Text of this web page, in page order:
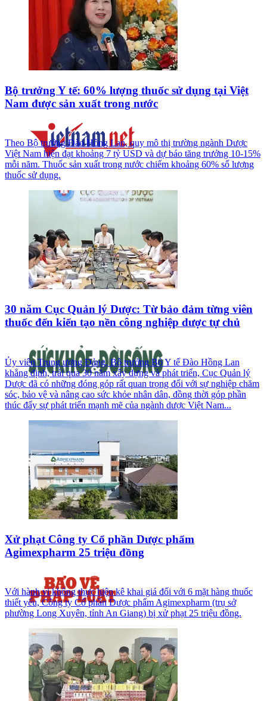
Bộ trưởng Y tế: 60% lượng thuốc sử dụng tại Việt
Nam được sản xuất trong nước
Theo Bộ trưởng Đào Hồng Lan, quy mô thị trường ngành Dược
Việt Nam hiện đạt khoảng 7 tỷ USD và dự báo tăng trưởng 10-15%
mỗi năm. Thuốc sản xuất trong nước chiếm khoảng 60% số lượng
thuốc sử dụng.
30 năm Cục Quản lý Dược: Từ bảo đảm từng viên
thuốc đến kiến tạo nền công nghiệp dược tự chủ
Ủy viên Trung ương Đảng, Bộ trưởng Bộ Y tế Đào Hồng Lan
khẳng định, trải qua 30 năm xây dựng và phát triển, Cục Quản lý
Dược đã có những đóng góp rất quan trọng đối với sự nghiệp chăm
sóc, bảo vệ và nâng cao sức khỏe nhân dân, đồng thời góp phần
thúc đẩy sự phát triển mạnh mẽ của ngành dược Việt Nam...
Xử phạt Công ty Cổ phần Dược phẩm
Agimexpharm 25 triệu đồng
Với hành vi không thực hiện kê khai giá đối với 6 mặt hàng thuốc
thiết yếu, Công ty Cổ phần Dược phẩm Agimexpharm (trụ sở
phường Long Xuyên, tỉnh An Giang) bị xử phạt 25 triệu đồng.